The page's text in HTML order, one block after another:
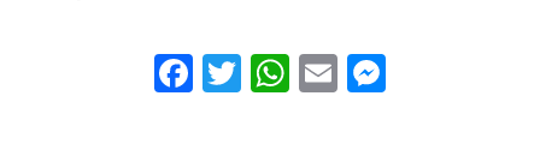
Facebook
TwitterWhatsApp
Email